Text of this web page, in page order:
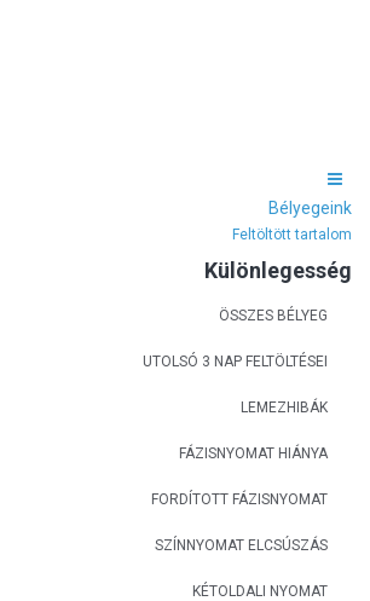
Bélyegeink
Feltöltött tartalom
Különlegesség
ÖSSZES BÉLYEG
UTOLSÓ 3 NAP FELTÖLTÉSEI
LEMEZHIBÁK
FÁZISNYOMAT HIÁNYA
FORDÍTOTT FÁZISNYOMAT
SZÍNNYOMAT ELCSÚSZÁS
KÉTOLDALI NYOMAT